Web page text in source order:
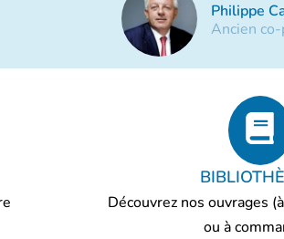
Philippe
Ancien
Découvrez nos ouvrages
ou à